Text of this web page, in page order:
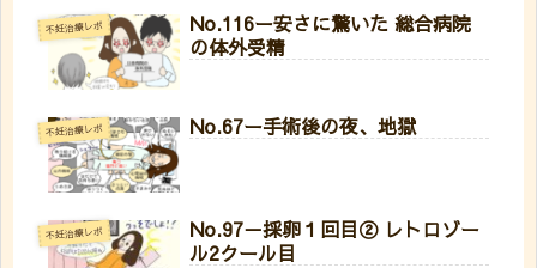
不妊治療レポ
No.116ー安さに驚いた 総合病院
の体外受精
不妊治療レポ No.67ー手術後の夜、地獄
不妊治療レポ
No.97－採卵１回目② レトロゾー
ル2クール目